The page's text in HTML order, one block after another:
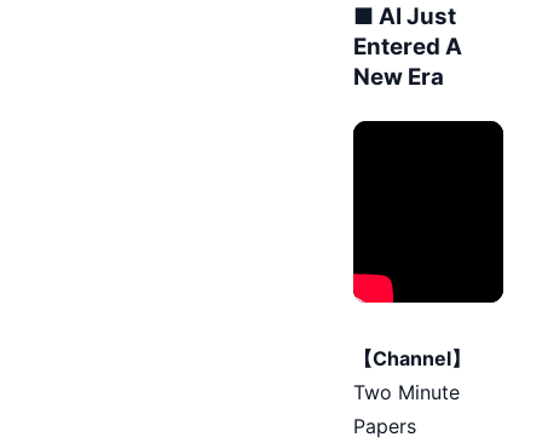
■ AI Just
Entered A
New Era
【Channel】
Two Minute
Papers